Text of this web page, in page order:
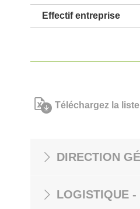
Effectif entreprise
Téléchargez la
DIRECTION
LOGISTIQUE -